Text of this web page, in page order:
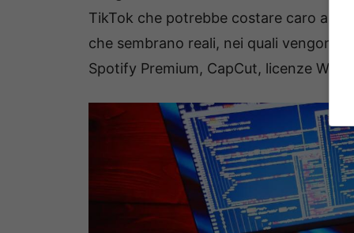
TikTok che potrebbe costare caro alle
che sembrano reali, nei quali vengono
Spotify Premium, CapCut, licenze